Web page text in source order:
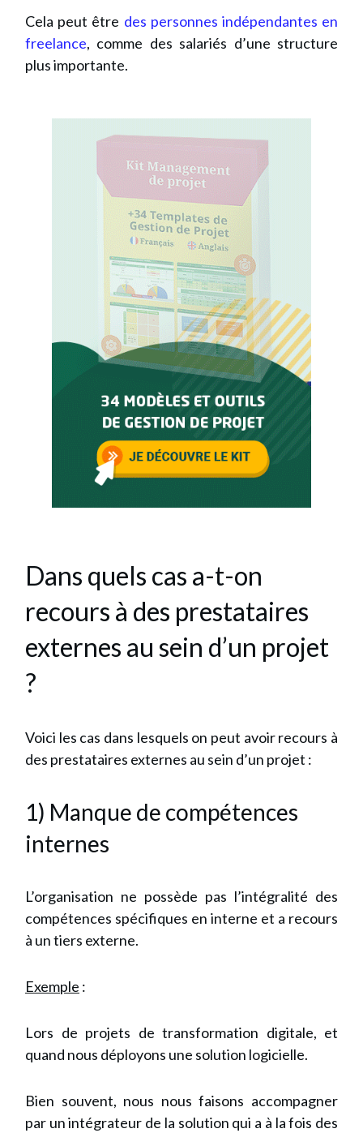
Cela peut être des personnes indépendantes en
freelance, comme des salariés d’une structure
plus importante.
Dans quels cas a-t-on
recours à des prestataires
externes au sein d’un projet
?
Voici les cas dans lesquels on peut avoir recours à
des prestataires externes au sein d’un projet :
1) Manque de compétences
internes
L’organisation ne possède pas l’intégralité des
compétences spécifiques en interne et a recours
à un tiers externe.
Exemple :
Lors de projets de transformation digitale, et
quand nous déployons une solution logicielle.
Bien souvent, nous nous faisons accompagner
par un intégrateur de la solution qui a à la fois des